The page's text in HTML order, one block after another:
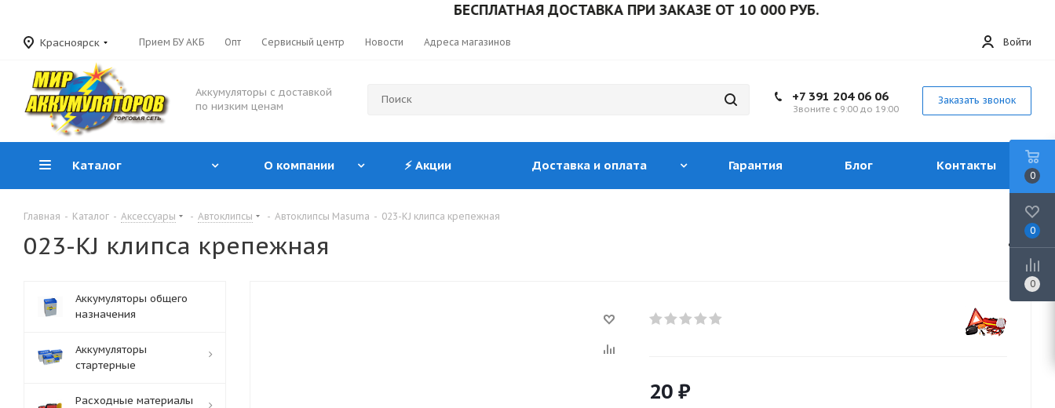
БЕСПЛАТНАЯ ДОСТАВКА ПРИ ЗАКАЗЕ ОТ 10 000 РУБ.
Красноярск Прием БУ АКБ Опт Сервисный центр Новости Адреса магазинов Войти
Аккумуляторы с доставкой
по низким ценам
+7 391 204 06 06
Звоните с 9:00 до 19:00
Заказать звонок
Каталог О компании ⚡ Акции Доставка и оплата Гарантия Блог Контакты
Главная - Каталог - Аксессуары - Автоклипсы - Автоклипсы Masuma - 023-KJ клипса крепежная
023-KJ клипса крепежная
20 ₽
Аккумуляторы общего
назначения
Аккумуляторы
стартерные
Расходные материалы
0
0
0